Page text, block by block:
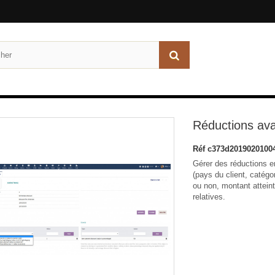
Réductions
Réf
Gérer des réductions
(pays du client,
ou non, montant
relatives.